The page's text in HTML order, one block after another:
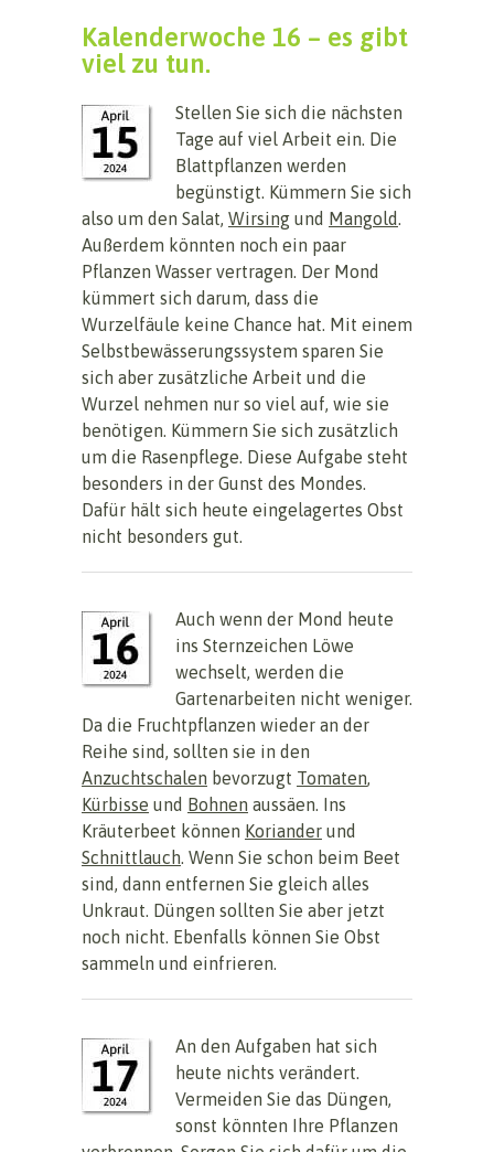
Kalenderwoche 16 – es gibt
viel zu tun.
Stellen Sie sich die nächsten
Tage auf viel Arbeit ein. Die
Blattpflanzen werden
begünstigt. Kümmern Sie sich
also um den Salat, Wirsing und Mangold.
Außerdem könnten noch ein paar
Pflanzen Wasser vertragen. Der Mond
kümmert sich darum, dass die
Wurzelfäule keine Chance hat. Mit einem
Selbstbewässerungssystem sparen Sie
sich aber zusätzliche Arbeit und die
Wurzel nehmen nur so viel auf, wie sie
benötigen. Kümmern Sie sich zusätzlich
um die Rasenpflege. Diese Aufgabe steht
besonders in der Gunst des Mondes.
Dafür hält sich heute eingelagertes Obst
nicht besonders gut.
Auch wenn der Mond heute
ins Sternzeichen Löwe
wechselt, werden die
Gartenarbeiten nicht weniger.
Da die Fruchtpflanzen wieder an der
Reihe sind, sollten sie in den
Anzuchtschalen bevorzugt Tomaten,
Kürbisse und Bohnen aussäen. Ins
Kräuterbeet können Koriander und
Schnittlauch. Wenn Sie schon beim Beet
sind, dann entfernen Sie gleich alles
Unkraut. Düngen sollten Sie aber jetzt
noch nicht. Ebenfalls können Sie Obst
sammeln und einfrieren.
An den Aufgaben hat sich
heute nichts verändert.
Vermeiden Sie das Düngen,
sonst könnten Ihre Pflanzen